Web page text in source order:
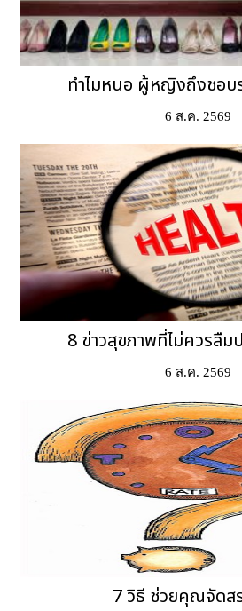
ทำไมหนอ ผู้หญิงถึงชอบ
6 ส.ค. 2569
8 ข่าวสุขภาพที่ไม่ควรลืม
6 ส.ค. 2569
7 วิธี ช่วยคุณจัดสร